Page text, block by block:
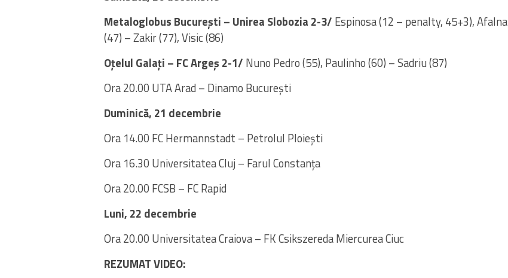
Metaloglobus București – Unirea Slobozia 2-3/ Espinosa (12 – penalty, 45+3), Afalna
(47) – Zakir (77), Visic (86)
Oțelul Galați – FC Argeș 2-1/ Nuno Pedro (55), Paulinho (60) – Sadriu (87)
Ora 20.00 UTA Arad – Dinamo București
Duminică, 21 decembrie
Ora 14.00 FC Hermannstadt – Petrolul Ploiești
Ora 16.30 Universitatea Cluj – Farul Constanța
Ora 20.00 FCSB – FC Rapid
Luni, 22 decembrie
Ora 20.00 Universitatea Craiova – FK Csikszereda Miercurea Ciuc
REZUMAT VIDEO: